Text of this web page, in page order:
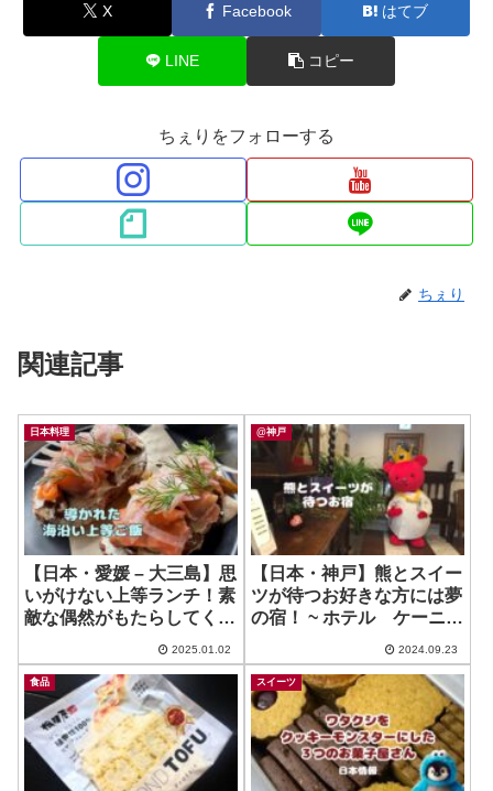
X Facebook はてブ
LINE コピー
ちぇりをフォローする
ちぇり
関連記事
日本料理
【日本・愛媛 – 大三島】思
いがけない上等ランチ！素
敵な偶然がもたらしてくれ
Bubuka
2025.01.02
@神戸
【日本・神戸】熊とスイー
ツが待つお好きな方には夢
の宿！ ~ ホテル ケーニヒ
2024.09.23
食品 スイーツ